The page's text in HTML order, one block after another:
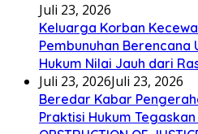
Juli 23, 2026
Keluarga Korban
Pembunuhan Berencana
Hukum Nilai Jauh dari
Juli 23, 2026Juli 23, 2026
Beredar Kabar
Praktisi Hukum